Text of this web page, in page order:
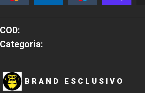
COD:
Categoria:
BRAND ESCLUSIVO